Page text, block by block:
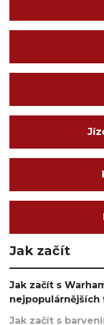
Jak začít
Jak začít s
nejpopulárnějších
Jak začít s